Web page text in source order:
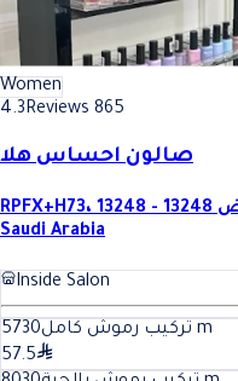
Women
4.3Reviews 865
صالون احساس هلا
RPFX+H73، قرطبة، الرياض 13248 - 13248 - Riyadh Province -
Saudi Arabia
Inside Salon
تركيب رموش كامل5730
m
57.5